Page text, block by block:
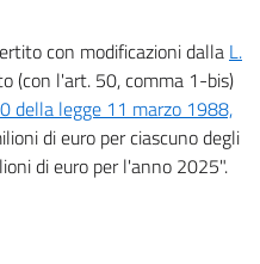
con modificazioni dalla L.
(con l'art. 50, comma 1-bis)
della legge 11 marzo 1988,
di euro per ciascuno degli
di euro per l'anno 2025".